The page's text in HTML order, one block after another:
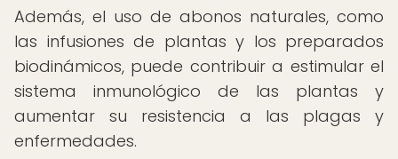
Además, el uso de abonos naturales, como
las infusiones de plantas y los preparados
biodinámicos, puede contribuir a estimular el
sistema inmunológico de las plantas y
aumentar su resistencia a las plagas y
enfermedades.